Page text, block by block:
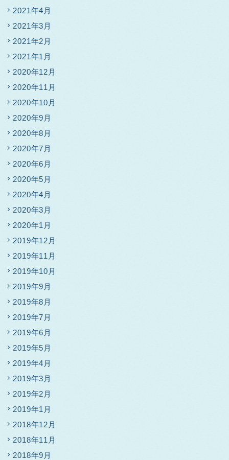
2021年4月
2021年3月
2021年2月
2021年1月
2020年12月
2020年11月
2020年10月
2020年9月
2020年8月
2020年7月
2020年6月
2020年5月
2020年4月
2020年3月
2020年1月
2019年12月
2019年11月
2019年10月
2019年9月
2019年8月
2019年7月
2019年6月
2019年5月
2019年4月
2019年3月
2019年2月
2019年1月
2018年12月
2018年11月
2018年9月